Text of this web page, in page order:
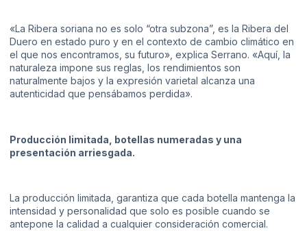
«La Ribera soriana no es solo “otra subzona”, es la Ribera del
Duero en estado puro y en el contexto de cambio climático en
el que nos encontramos, su futuro», explica Serrano. «Aquí, la
naturaleza impone sus reglas, los rendimientos son
naturalmente bajos y la expresión varietal alcanza una
autenticidad que pensábamos perdida».
Producción limitada, botellas numeradas y una
presentación arriesgada.
La producción limitada, garantiza que cada botella mantenga la
intensidad y personalidad que solo es posible cuando se
antepone la calidad a cualquier consideración comercial.